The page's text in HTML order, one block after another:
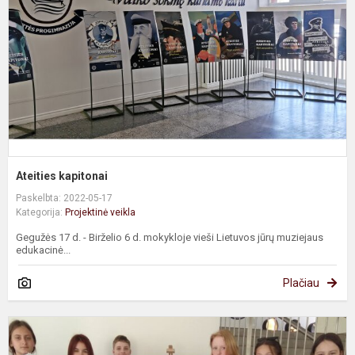
Ateities kapitonai
Paskelbta: 2022-05-17
Kategorija: Projektinė veikla
Gegužės 17 d. - Birželio 6 d. mokykloje vieši Lietuvos jūrų muziejaus
edukacinė...
Plačiau